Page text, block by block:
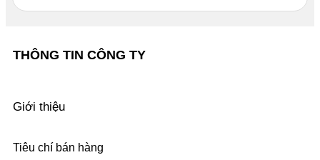
THÔNG TIN CÔNG TY
Giới thiệu
Tiêu chí bán hàng